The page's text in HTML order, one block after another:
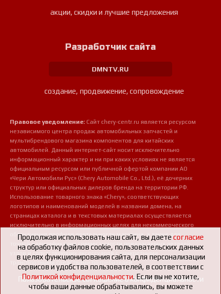
акции, скидки и лучшие предложения
Разработчик сайта
DMNTV.RU
создание, продвижение, сопровождение
Правовое уведомление: Сайт chery-centr.ru является ресурсом
независимого центра продаж автомобильных запчастей и
мультибрендового магазина компонентов для китайских
автомобилей. Данный интернет-сайт носит исключительно
информационный характер и ни при каких условиях не является
официальным ресурсом или публичной офертой компании АО
«Чери Автомобили Рус» (Chery Automobile Co., Ltd.), её дочерних
структур или официальных дилеров бренда на территории РФ.
Использование товарного знака «Chery», соответствующих
логотипов и наименований моделей в названии домена, на
страницах каталога и в текстовых материалах осуществляется
исключительно в информационных целях для некоммерческого
обозначения профиля деятельности магазина, а также для
точной идентификации совместимости предлагаемых деталей,
узлов и сопутствующих аксессуаров с конкретными
транспортными средствами потребителей.
Пользовательское соглашение о конфиденциальности
Продолжая использовать наш сайт, вы даетесогласие
на обработку файлов cookie, пользовательских данных
в целях функционирования сайта, для персонализации
сервисов и удобства пользователей, в соответствии с
Политикой конфиденциальности. Если вы не хотите,
чтобы ваши данные обрабатывались, вы можете